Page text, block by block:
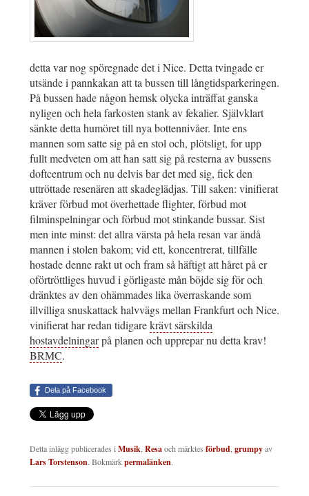
detta var nog spöregnade det i Nice. Detta tvingade er
utsände i pannkakan att ta bussen till långtidsparkeringen.
På bussen hade någon hemsk olycka inträffat ganska
nyligen och hela farkosten stank av fekalier. Självklart
sänkte detta humöret till nya bottennivåer. Inte ens
mannen som satte sig på en stol och, plötsligt, for upp
fullt medveten om att han satt sig på resterna av bussens
doftcentrum och nu delvis bar det med sig, fick den
uttröttade resenären att skadeglädjas. Till saken: vinifierat
kräver förbud mot överhettade flighter, förbud mot
filminspelningar och förbud mot stinkande bussar. Sist
men inte minst: det allra värsta på hela resan var ändå
mannen i stolen bakom; vid ett, koncentrerat, tillfälle
hostade denne rakt ut och fram så häftigt att håret på er
oförtröttliges huvud i görligaste mån böjde sig för och
dränktes av den ohämmades lika överraskande som
illvilliga snuskattack halvvägs mellan Frankfurt och Nice.
vinifierat har redan tidigarekrävt särskilda
hostavdelningarpå planen och upprepar nu detta krav!
BRMC.
Dela på Facebook
Detta inlägg publicerades i Musik Resaoch märktes förbud grumpyav
Lars Torstenson. Bokmärkpermalänken.